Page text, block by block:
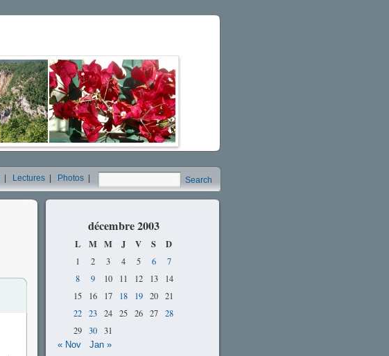
Search
Lectures Photos
décembre 2003
L M M J V S D
1 2 3 4 5 6
7
8
9 10 11 12 13
14
15
16 17 18 19 20
21
22 23 24 25 26 27
28
29 30 31
« Nov Jan »